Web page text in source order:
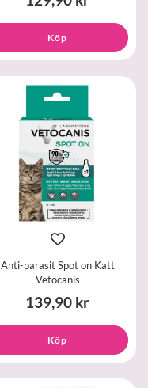
Köp
Anti-parasit Spot on Katt
Vetocanis
139,90 kr
Köp